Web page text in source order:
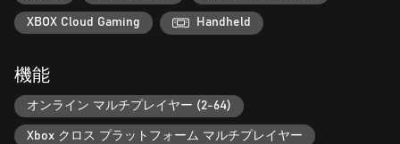
XBOX Cloud Gaming Handheld
機能
オンライン マルチプレイヤー (2-64)
Xbox クロス プラットフォーム マルチプレイヤー